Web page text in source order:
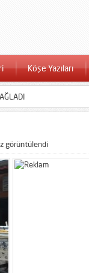
Köşe Yazıları
görüntülendi